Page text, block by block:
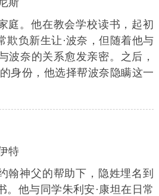
斯
庭。他在教会学校读书，起初
欺负新生让·波奈，但随着他与
波奈的关系愈发亲密。之后，
身份，他选择帮波奈隐瞒这一
特
翰神父的帮助下，隐姓埋名到
。他与同学朱利安·康坦在日常